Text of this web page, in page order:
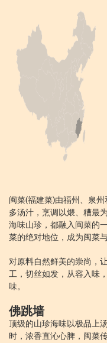
闽菜(福建菜)由福州、泉
多汤汁，烹调以煨、糟最
海味山珍，都融入闽菜的
菜的绝对地位，成为闽菜
对原料自然鲜美的崇尚，
工，切丝如发，从容入味
味。
佛跳墙
顶级的山珍海味以极品上
时，浓香直沁心脾，闽菜